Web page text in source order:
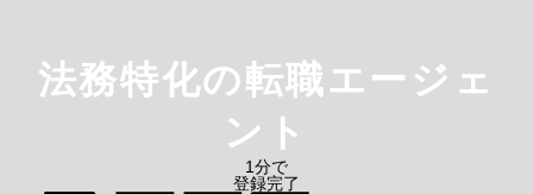
法務特化の転職エージェ
ント
1分で
登録完了